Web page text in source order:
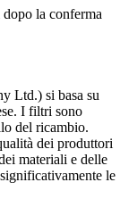
la conferma
Ltd.) si basa su
I filtri sono
del ricambio.
dei produttori
materiali e delle
le